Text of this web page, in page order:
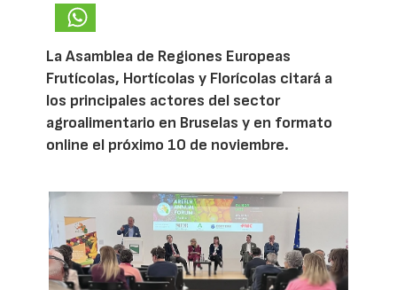
La Asamblea de Regiones Europeas
Frutícolas, Hortícolas y Florícolas citará a
los principales actores del sector
agroalimentario en Bruselas y en formato
online el próximo 10 de noviembre.